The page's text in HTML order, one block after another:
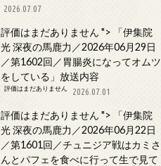
2026.07.07
評価はまだありません ">
「伊集院
光 深夜の馬鹿力／2026年06月29日
／第1602回／胃腸炎になってオムツ
をしている」放送内容
評価はまだありません 2026.07.01
評価はまだありません ">
「伊集院
光 深夜の馬鹿力／2026年06月22日
／第1601回／チュニジア戦はカミさ
んとパフェを食べに行って生で見て